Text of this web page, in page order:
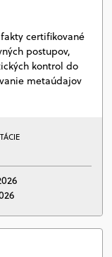
certifikované
postupov,
kontrol do
metaúdajov